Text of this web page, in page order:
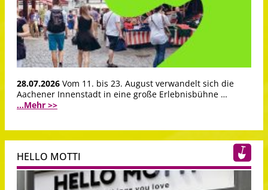
28.07.2026 Vom 11. bis 23. August verwandelt sich die
Aachener Innenstadt in eine große Erlebnisbühne …
...Mehr >>
HELLO MOTTI